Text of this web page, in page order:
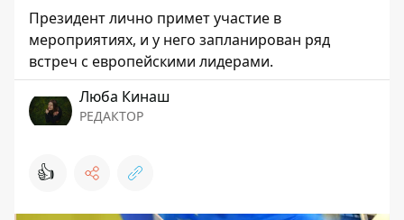
Президент лично примет участие в
мероприятиях, и у него запланирован ряд
встреч с европейскими лидерами.
Люба Кинаш
РЕДАКТОР
👍